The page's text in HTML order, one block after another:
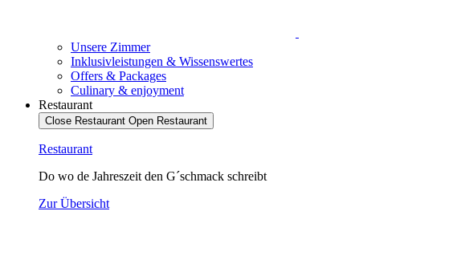
Unsere Zimmer
Inklusivleistungen & Wissenswertes
Offers & Packages
Culinary & enjoyment
Restaurant
Close Restaurant Open Restaurant
Restaurant
Do wo de Jahreszeit den G´schmack schreibt
Zur Übersicht